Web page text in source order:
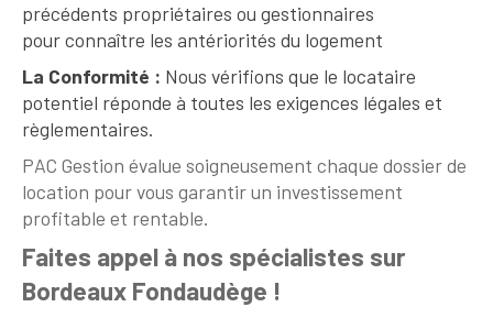
précédents propriétaires ou gestionnaires
pour connaître les antériorités du logement
La Conformité : Nous vérifions que le locataire
potentiel réponde à toutes les exigences légales et
règlementaires.
PAC Gestion évalue soigneusement chaque dossier de
location pour vous garantir un investissement
profitable et rentable.
Faites appel à nos spécialistes sur
Bordeaux Fondaudège !